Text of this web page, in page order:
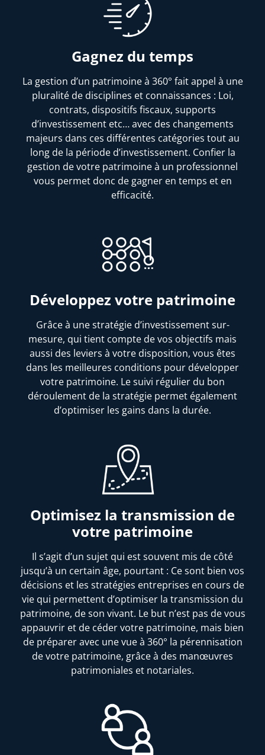
Gagnez du temps
La gestion d’un patrimoine à 360° fait appel à une
pluralité de disciplines et connaissances : Loi,
contrats, dispositifs fiscaux, supports
d’investissement etc… avec des changements
majeurs dans ces différentes catégories tout au
long de la période d’investissement. Confier la
gestion de votre patrimoine à un professionnel
vous permet donc de gagner en temps et en
efficacité.
Développez votre patrimoine
Grâce à une stratégie d’investissement sur-
mesure, qui tient compte de vos objectifs mais
aussi des leviers à votre disposition, vous êtes
dans les meilleures conditions pour développer
votre patrimoine. Le suivi régulier du bon
déroulement de la stratégie permet également
d’optimiser les gains dans la durée.
Optimisez la transmission de
votre patrimoine
Il s’agit d’un sujet qui est souvent mis de côté
jusqu’à un certain âge, pourtant : Ce sont bien vos
décisions et les stratégies entreprises en cours de
vie qui permettent d’optimiser la transmission du
patrimoine, de son vivant. Le but n’est pas de vous
appauvrir et de céder votre patrimoine, mais bien
de préparer avec une vue à 360° la pérennisation
de votre patrimoine, grâce à des manœuvres
patrimoniales et notariales.